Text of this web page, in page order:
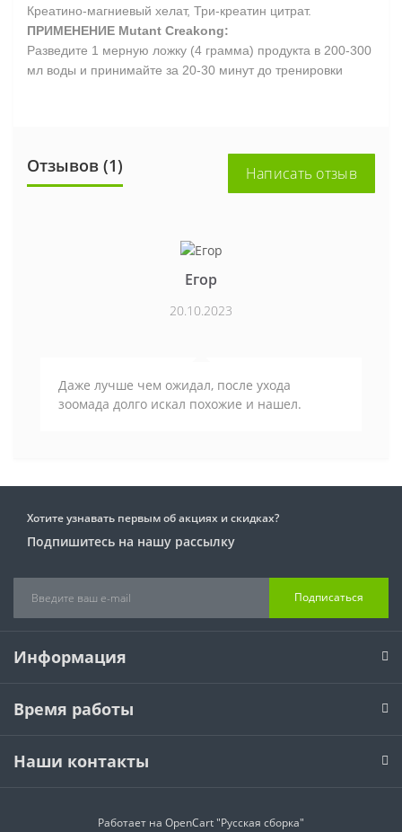
Креатино-магниевый хелат, Три-креатин цитрат.
ПРИМЕНЕНИЕ Mutant Creakong:
Разведите 1 мерную ложку (4 грамма) продукта в 200-300
мл воды и принимайте за 20-30 минут до тренировки
Отзывов (1) Написать отзыв
Егор
20.10.2023
Даже лучше чем ожидал, после ухода
зоомада долго искал похожие и нашел.
Хотите узнавать первым об акциях и скидках?
Подпишитесь на нашу рассылку
Подписаться
Информация
Время работы
Наши контакты
Работает на OpenCart "Русская сборка"